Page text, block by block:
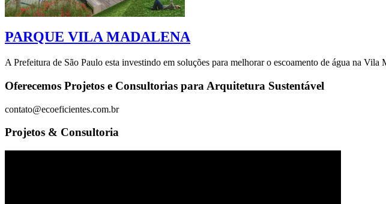
PARQUE VILA MADALENA
A Prefeitura de São Paulo esta investindo em soluções para melhorar o escoamento de água na
Oferecemos Projetos e Consultorias para Arquitetura Sustentável
contato@ecoeficientes.com.br
Projetos & Consultoria